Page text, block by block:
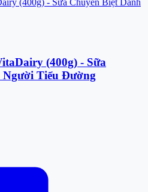
(400g) - Sữa
Người Tiểu Đường